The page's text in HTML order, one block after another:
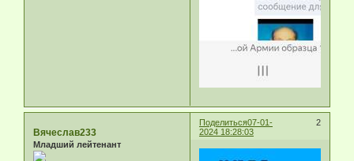
Поделиться 2
07-01-
2024 18:28:03
Вячеслав233
Младший лейтенант